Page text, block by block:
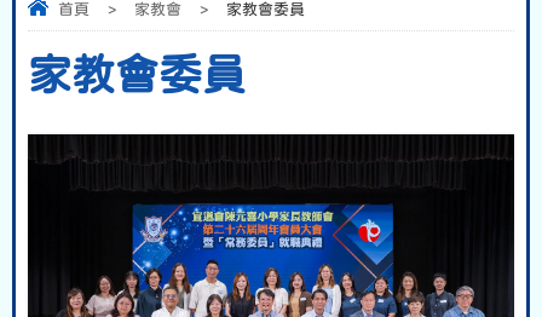
首頁 > 家教會 > 家教會委員
家教會委員